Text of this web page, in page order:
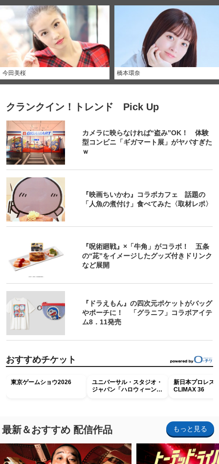
今田美桜 橋本環奈
クランクイン！トレンド Pick Up
カメラに映らなければ“盗み”OK！ 体験
型コンビニ「ギガマート展」がヤバすぎた
ｗ
『映画ちいかわ』コラボカフェ 話題の
「人魚の煮付け」食べてみた〈取材レポ〉
『呪術廻戦』×「牛角」がコラボ！ 五条
の“茈”をイメージしたグッズ付きドリンク
など展開
『ドラえもん』の四次元ポケットがバッグ
やポーチに！ 「グラニフ」コラボアイテ
ム8．11発売
おすすめチケット
東京ゲームショウ2026
ユニバーサル・スタジオ・
ジャパン「ハロウィーン・
新日本プロレス
CLIMAX 36
最新＆おすすめ 配信作品 もっと見る